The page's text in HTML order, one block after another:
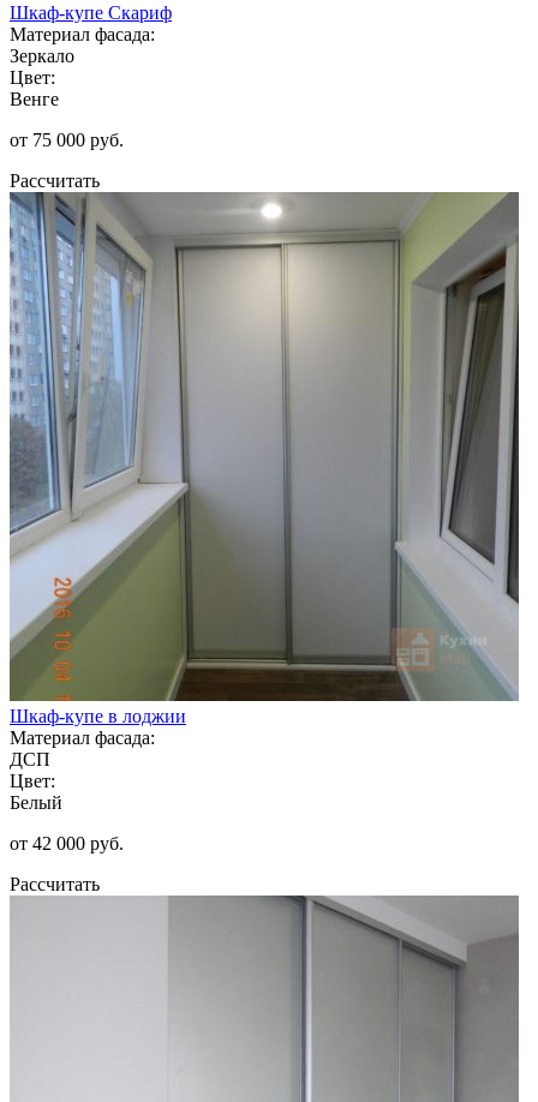
Шкаф-купе Скариф
Материал фасада:
Зеркало
Цвет:
Венге
от 75 000 руб.
Рассчитать
Шкаф-купе в лоджии
Материал фасада:
ДСП
Цвет:
Белый
от 42 000 руб.
Рассчитать